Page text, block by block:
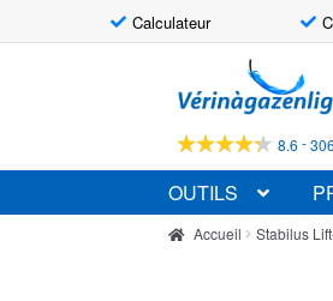
Calculateur
à
la
navigation
au
contenu
8.6 -
OUTILS
Accueil Stabilus